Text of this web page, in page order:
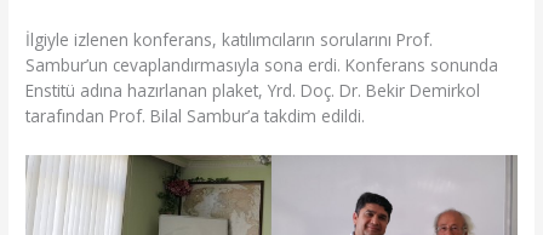
İlgiyle izlenen konferans, katılımcıların sorularını Prof.
Sambur’un cevaplandırmasıyla sona erdi. Konferans sonunda
Enstitü adına hazırlanan plaket, Yrd. Doç. Dr. Bekir Demirkol
tarafından Prof. Bilal Sambur’a takdim edildi.